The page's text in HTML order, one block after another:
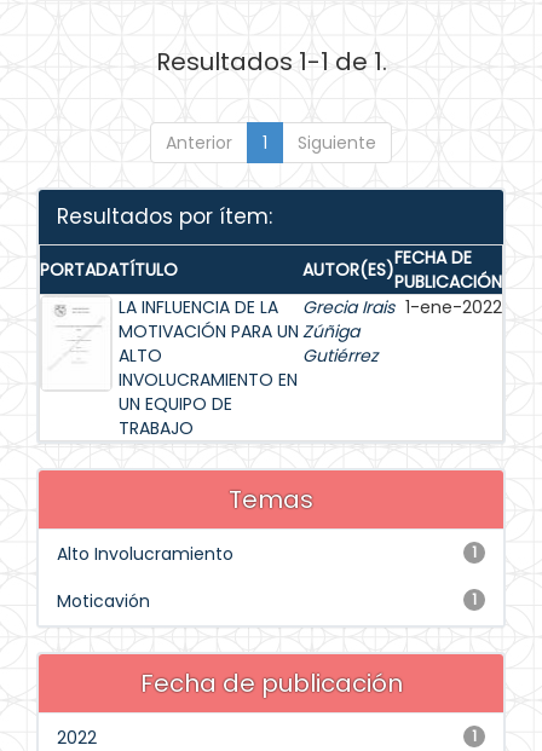
Resultados 1-1 de 1.
Anterior 1 Siguiente
Resultados por ítem:
PORTADATÍTULO AUTOR(ES)FECHA DE
PUBLICACIÓN
LA INFLUENCIA DE LA
MOTIVACIÓN PARA UN
ALTO
INVOLUCRAMIENTO EN
UN EQUIPO DE
TRABAJO
Grecia Irais
Zúñiga
Gutiérrez
1-ene-2022
Temas
1
Alto Involucramiento
1
Moticavión
Fecha de publicación
1
2022